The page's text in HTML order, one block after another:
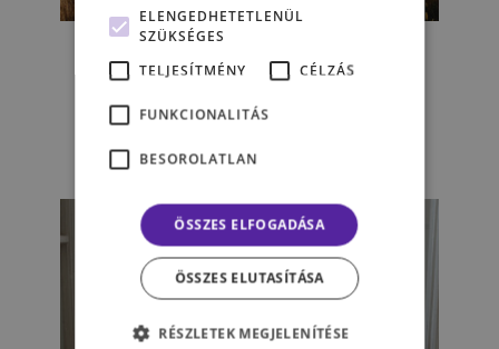
A sikeres párkapcsolati
kommunikáció hat
aranyszabálya
MINDSET PSZICHOLÓGIA
ELENGEDHETETLENÜL
SZÜKSÉGES
TELJESÍTMÉNY
CÉLZÁS
FUNKCIONALITÁS
BESOROLATLAN
ÖSSZES ELFOGADÁSA
ÖSSZES ELUTASÍTÁSA
RÉSZLETEK MEGJELENÍTÉSE